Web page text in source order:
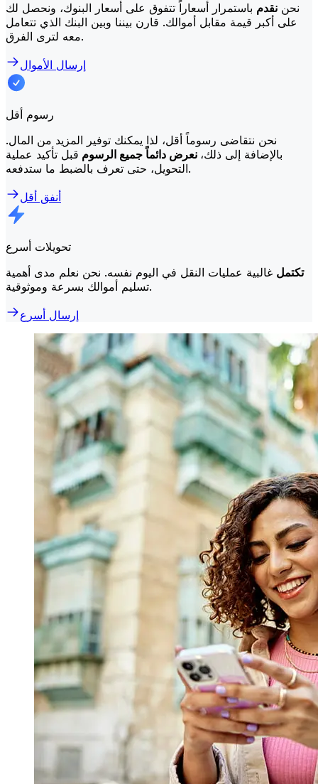
نحن نقدم باستمرار أسعاراً تتفوق على أسعار البنوك، ونحصل لك
على أكبر قيمة مقابل أموالك. قارن بيننا وبين البنك الذي تتعامل
معه لترى الفرق.
إرسال الأموال
رسوم أقل
نحن نتقاضى رسوماً أقل، لذا يمكنك توفير المزيد من المال.
بالإضافة إلى ذلك، نعرض دائماً جميع الرسوم قبل تأكيد عملية
التحويل، حتى تعرف بالضبط ما ستدفعه.
أنفق أقل
تحويلات أسرع
تكتمل غالبية عمليات النقل في اليوم نفسه. نحن نعلم مدى أهمية
تسليم أموالك بسرعة وموثوقية.
إرسال أسرع